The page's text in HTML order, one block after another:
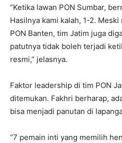
“Ketika lawan PON Sumbar,
Hasilnya kami kalah, 1-2.
PON Banten, tim Jatim juga
patutnya tidak boleh terjadi
resmi,” jelasnya.
Faktor leadership di tim PON
ditemukan. Fakhri berharap,
bisa menjadi panutan di
“7 pemain inti yang memilih